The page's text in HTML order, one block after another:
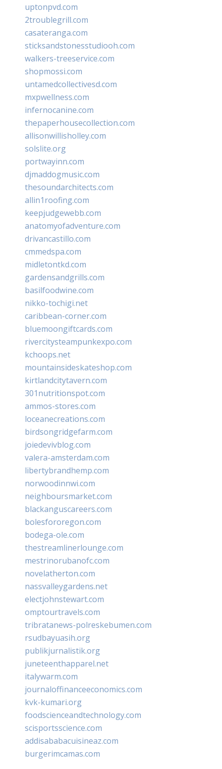
uptonpvd.com
2troublegrill.com
casateranga.com
sticksandstonesstudiooh.com
walkers-treeservice.com
shopmossi.com
untamedcollectivesd.com
mxpwellness.com
infernocanine.com
thepaperhousecollection.com
allisonwillisholley.com
solslite.org
portwayinn.com
djmaddogmusic.com
thesoundarchitects.com
allin1roofing.com
keepjudgewebb.com
anatomyofadventure.com
drivancastillo.com
cmmedspa.com
midletontkd.com
gardensandgrills.com
basilfoodwine.com
nikko-tochigi.net
caribbean-corner.com
bluemoongiftcards.com
rivercitysteampunkexpo.com
kchoops.net
mountainsideskateshop.com
kirtlandcitytavern.com
301nutritionspot.com
ammos-stores.com
loceanecreations.com
birdsongridgefarm.com
joiedevivblog.com
valera-amsterdam.com
libertybrandhemp.com
norwoodinnwi.com
neighboursmarket.com
blackanguscareers.com
bolesfororegon.com
bodega-ole.com
thestreamlinerlounge.com
mestrinorubanofc.com
novelatherton.com
nassvalleygardens.net
electjohnstewart.com
omptourtravels.com
tribratanews-polreskebumen.com
rsudbayuasih.org
publikjurnalistik.org
juneteenthapparel.net
italywarm.com
journaloffinanceeconomics.com
kvk-kumari.org
foodscienceandtechnology.com
scisportsscience.com
addisababacuisineaz.com
burgerimcamas.com